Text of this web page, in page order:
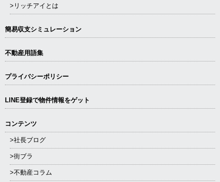
>リッチアイとは
簡易収支シミュレーション
不動産用語集
プライバシーポリシー
LINE登録で物件情報をゲット
コンテンツ
>社長ブログ
>街ブラ
>不動産コラム